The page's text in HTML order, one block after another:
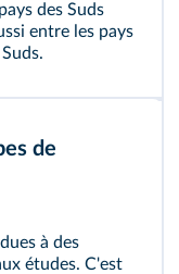
des Suds
entre les pays
de
à des
études. C'est